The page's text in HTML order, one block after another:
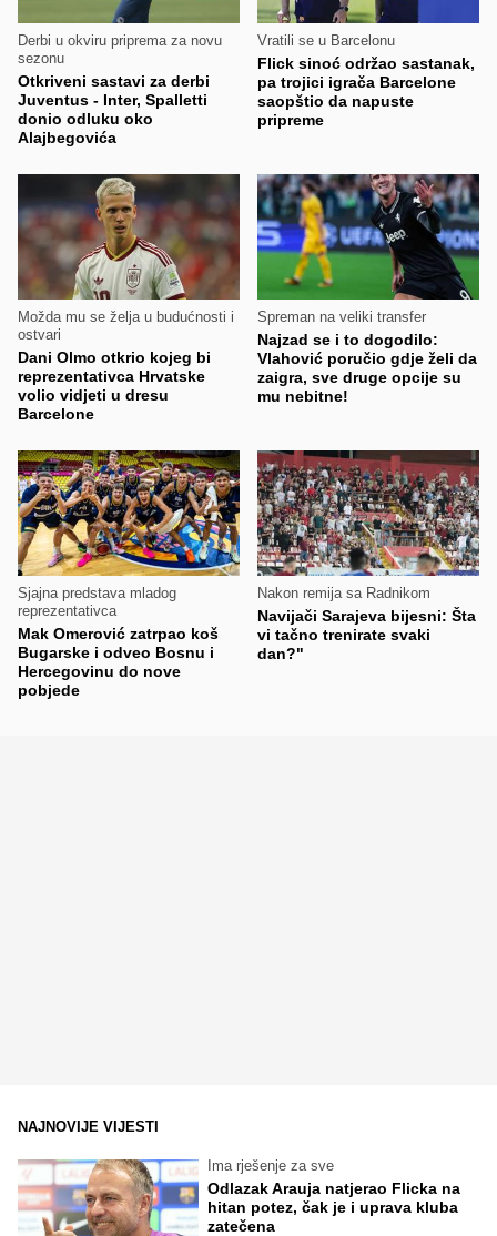
Derbi u okviru priprema za novu
sezonu
Otkriveni sastavi za derbi
Juventus - Inter, Spalletti
donio odluku oko
Alajbegovića
Vratili se u Barcelonu
Flick sinoć održao sastanak,
pa trojici igrača Barcelone
saopštio da napuste
pripreme
Možda mu se želja u budućnosti i
ostvari
Dani Olmo otkrio kojeg bi
reprezentativca Hrvatske
volio vidjeti u dresu
Barcelone
Spreman na veliki transfer
Najzad se i to dogodilo:
Vlahović poručio gdje želi da
zaigra, sve druge opcije su
mu nebitne!
Sjajna predstava mladog
reprezentativca
Mak Omerović zatrpao koš
Bugarske i odveo Bosnu i
Hercegovinu do nove
pobjede
Nakon remija sa Radnikom
Navijači Sarajeva bijesni: Šta
vi tačno trenirate svaki
dan?"
NAJNOVIJE VIJESTI
Ima rješenje za sve
Odlazak Arauja natjerao Flicka na
hitan potez, čak je i uprava kluba
zatečena